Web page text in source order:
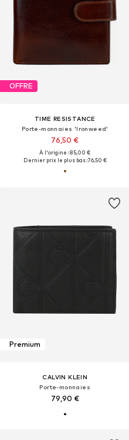
OFFRE
TIME RESISTANCE
Porte-monnaies 'Ironweed'
76,50 €
À l'origine : 85,00 €
Dernier prix le plus bas :76,50 €
Premium
CALVIN KLEIN
Porte-monnaies
79,90 €